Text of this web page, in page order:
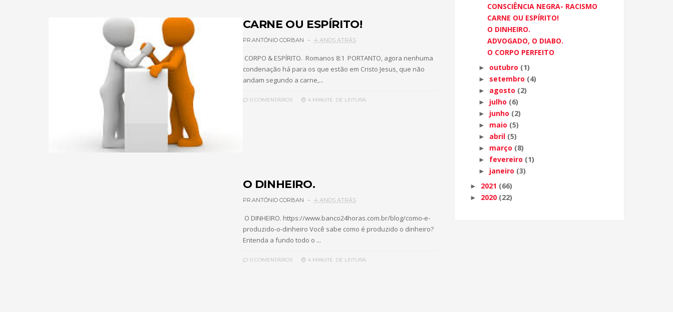
CARNE OU ESPÍRITO!
PR.ANTÔNIO CORBAN 4 ANOS ATRÁS
CORPO & ESPÍRITO. Romanos 8:1 PORTANTO, agora nenhuma
condenação há para os que estão em Cristo Jesus, que não
andam segundo a carne,...
0 COMENTÁRIOS 4 MINUTE DE LEITURA
O DINHEIRO.
PR.ANTÔNIO CORBAN 4 ANOS ATRÁS
O DINHEIRO. https://www.banco24horas.com.br/blog/como-e-
produzido-o-dinheiro Você sabe como é produzido o dinheiro?
Entenda a fundo todo o ...
0 COMENTÁRIOS 4 MINUTE DE LEITURA
CONSCIÊNCIA NEGRA- RACISMO
CARNE OU ESPÍRITO!
O DINHEIRO.
ADVOGADO, O DIABO.
O CORPO PERFEITO
► outubro (1)
► setembro (4)
► agosto (2)
► julho (6)
► junho (2)
► maio (5)
► abril (5)
► março (8)
► fevereiro (1)
► janeiro (3)
► 2021 (66)
► 2020 (22)